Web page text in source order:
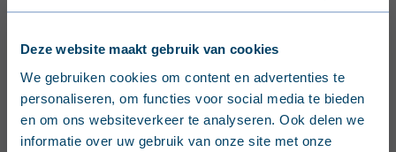
Deze website maakt gebruik van cookies
We gebruiken cookies om content en advertenties te
personaliseren, om functies voor social media te bieden
en om ons websiteverkeer te analyseren. Ook delen we
informatie over uw gebruik van onze site met onze
English (United Kingdom)
Nederlands (België)